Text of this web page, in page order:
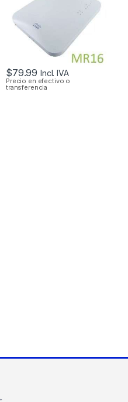
$79.99 Incl. IVA
Precio en efectivo o
transferencia